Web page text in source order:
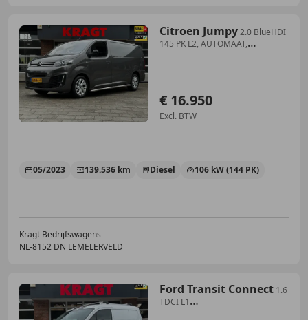
Citroen Jumpy2.0 BlueHDI
145 PK L2, AUTOMAAT,
€ 16.950
Excl. BTW
05/2023 139.536 km Diesel 106 kW (144 PK)
Kragt Bedrijfswagens
NL-8152 DN LEMELERVELD
Ford Transit Connect 1.6
TDCI L1